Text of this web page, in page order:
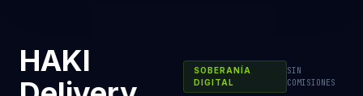
HAKI
SOBERANÍA
DIGITAL
SIN
COMISIONES